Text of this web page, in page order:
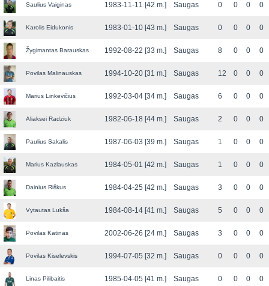
Saulius Vaiginas 1983-11-11 [42 m.] Saugas 0 0 0 0
Karolis Eidukonis 1983-01-10 [43 m.] Saugas 0 0 0 0
Žygimantas Barauskas 1992-08-22 [33 m.] Saugas 8 0 0 0
Povilas Malinauskas 1994-10-20 [31 m.] Saugas 12 0 0 0
Marius Linkevičius 1992-03-04 [34 m.] Saugas 6 0 0 0
Aliaksei Radziuk 1982-06-18 [44 m.] Saugas 2 0 0 0
Paulius Sakalis 1987-06-03 [39 m.] Saugas 1 0 0 0
Marius Kazlauskas 1984-05-01 [42 m.] Saugas 1 0 0 0
Dainius Riškus 1984-04-25 [42 m.] Saugas 3 0 0 0
Vytautas Lukša 1984-08-14 [41 m.] Saugas 5 0 0 0
Povilas Katinas 2002-06-26 [24 m.] Saugas 3 0 0 0
Povilas Kiselevskis 1994-07-05 [32 m.] Saugas 0 0 0 0
Linas Pilibaitis 1985-04-05 [41 m.] Saugas 0 0 0 0